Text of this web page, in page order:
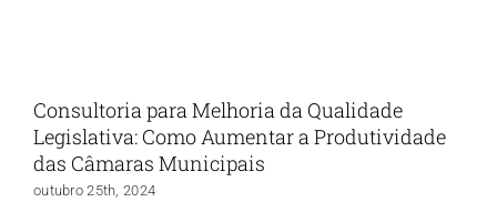
Consultoria para Melhoria da Qualidade
Legislativa: Como Aumentar a Produtividade
das Câmaras Municipais
outubro 25th, 2024